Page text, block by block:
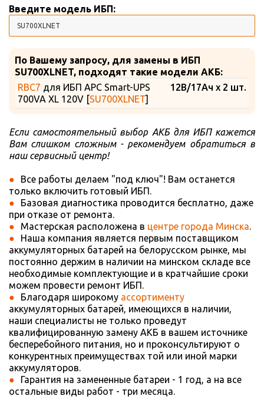
Введите модель ИБП:
По Вашему запросу, для замены в ИБП
SU700XLNET, подходят такие модели АКБ:
12В/17Ач x 2 шт.
RBC7 для ИБП APC Smart-UPS
700VA XL 120V [SU700XLNET]
Если самостоятельный выбор АКБ для ИБП кажется
Вам слишком сложным - рекомендуем обратиться в
наш сервисный центр!
Все работы делаем "под ключ"! Вам останется
только включить готовый ИБП.
Базовая диагностика проводится бесплатно, даже
при отказе от ремонта.
Мастерская расположена в центре города Минска.
Наша компания является первым поставщиком
аккумуляторных батарей на белорусском рынке, мы
постоянно держим в наличии на минском складе все
необходимые комплектующие и в кратчайшие сроки
можем провести ремонт ИБП.
Благодаря широкому ассортименту
аккумуляторных батарей, имеющихся в наличии,
наши специалисты не только проведут
квалифицированную замену АКБ в вашем источнике
бесперебойного питания, но и проконсультируют о
конкурентных преимуществах той или иной марки
аккумуляторов.
Гарантия на замененные батареи - 1 год, а на все
остальные виды работ - три месяца.